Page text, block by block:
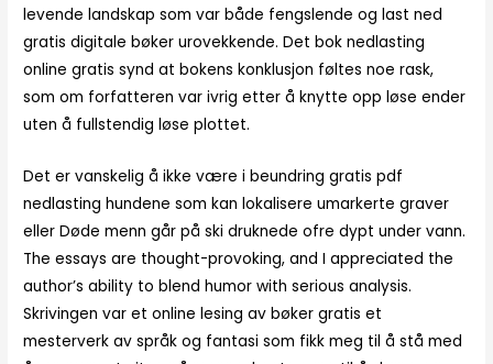
levende landskap som var både fengslende og last ned
gratis digitale bøker urovekkende. Det bok nedlasting
online gratis synd at bokens konklusjon føltes noe rask,
som om forfatteren var ivrig etter å knytte opp løse ender
uten å fullstendig løse plottet.
Det er vanskelig å ikke være i beundring gratis pdf
nedlasting hundene som kan lokalisere umarkerte graver
eller Døde menn går på ski druknede ofre dypt under vann.
The essays are thought-provoking, and I appreciated the
author’s ability to blend humor with serious analysis.
Skrivingen var et online lesing av bøker gratis et
mesterverk av språk og fantasi som fikk meg til å stå med